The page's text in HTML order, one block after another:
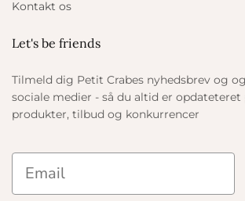
Kontakt os
Let's be friends
Tilmeld dig Petit Crabes nyhedsbrev og
sociale medier - så du altid er opdateteret
produkter, tilbud og konkurrencer